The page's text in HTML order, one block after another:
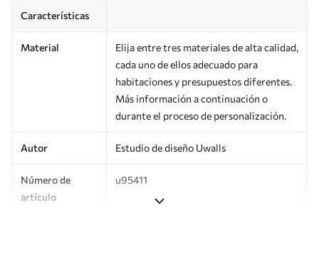
Características
Material
Elija entre tres materiales de alta calidad,
cada uno de ellos adecuado para
habitaciones y presupuestos diferentes.
Más información a continuación o
durante el proceso de personalización.
Autor Estudio de diseño Uwalls
Número de
artículo
u95411